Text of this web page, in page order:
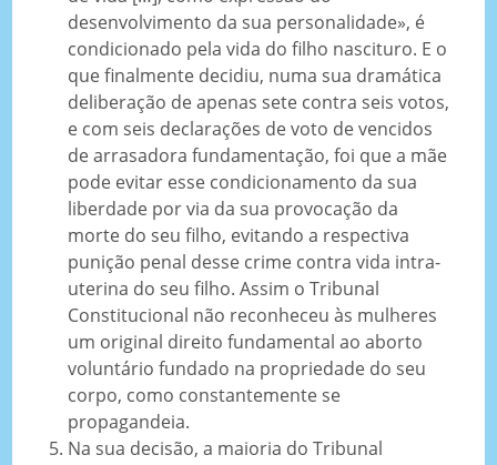
desenvolvimento da sua personalidade», é
condicionado pela vida do filho nascituro. E o
que finalmente decidiu, numa sua dramática
deliberação de apenas sete contra seis votos,
e com seis declarações de voto de vencidos
de arrasadora fundamentação, foi que a mãe
pode evitar esse condicionamento da sua
liberdade por via da sua provocação da
morte do seu filho, evitando a respectiva
punição penal desse crime contra vida intra-
uterina do seu filho. Assim o Tribunal
Constitucional não reconheceu às mulheres
um original direito fundamental ao aborto
voluntário fundado na propriedade do seu
corpo, como constantemente se
propagandeia.
Na sua decisão, a maioria do Tribunal